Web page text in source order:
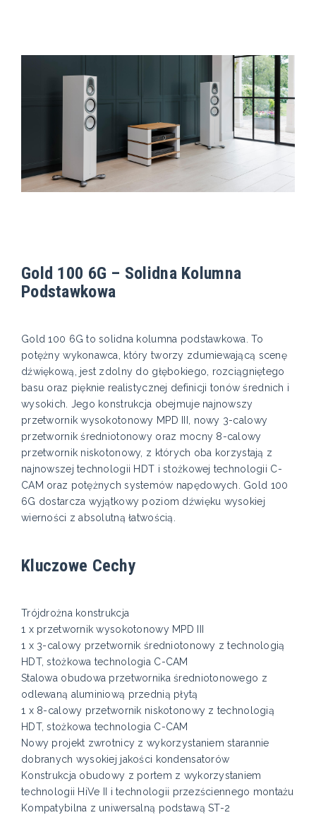
Gold 100 6G – Solidna Kolumna
Podstawkowa
Gold 100 6G to solidna kolumna podstawkowa. To
potężny wykonawca, który tworzy zdumiewającą scenę
dźwiękową, jest zdolny do głębokiego, rozciągniętego
basu oraz pięknie realistycznej definicji tonów średnich i
wysokich. Jego konstrukcja obejmuje najnowszy
przetwornik wysokotonowy MPD III, nowy 3-calowy
przetwornik średniotonowy oraz mocny 8-calowy
przetwornik niskotonowy, z których oba korzystają z
najnowszej technologii HDT i stożkowej technologii C-
CAM oraz potężnych systemów napędowych. Gold 100
6G dostarcza wyjątkowy poziom dźwięku wysokiej
wierności z absolutną łatwością.
Kluczowe Cechy
Trójdrożna konstrukcja
1 x przetwornik wysokotonowy MPD III
1 x 3-calowy przetwornik średniotonowy z technologią
HDT, stożkowa technologia C-CAM
Stalowa obudowa przetwornika średniotonowego z
odlewaną aluminiową przednią płytą
1 x 8-calowy przetwornik niskotonowy z technologią
HDT, stożkowa technologia C-CAM
Nowy projekt zwrotnicy z wykorzystaniem starannie
dobranych wysokiej jakości kondensatorów
Konstrukcja obudowy z portem z wykorzystaniem
technologii HiVe II i technologii przezściennego montażu
Kompatybilna z uniwersalną podstawą ST-2